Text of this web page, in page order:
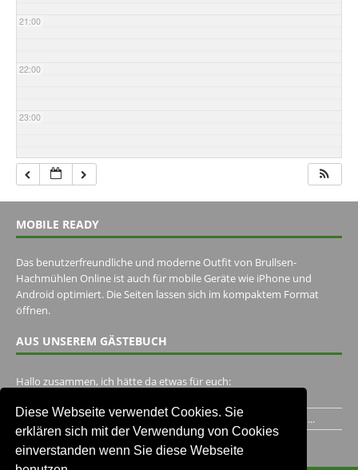
Diese Webseite verwendet Cookies. Sie
erklären sich mit der Verwendung von Cookies
einverstanden wenn Sie diese Webseite
21:00
22:00
23:00
MOBILE READY
Das benutzerfreundliche und moderne Outfit von Brullsen-
Hachmühlen Online ist auch für mobile Geräte wie iPhone und
Android optimiert. Die Seiten lassen sich im kompaktem Format
öffnen.
AUS UNSEREM GÄSTEBUCH
Hallo zusammen, ich hätte da etwas für euch:
Ich habe ein Jahr im Gasthaus Hugo Pape verbracht..Habe ihn...
Unser Gästebuch besuchen